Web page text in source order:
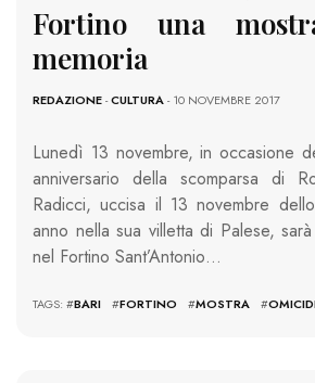
Fortino una
memoria
REDAZIONE-CULTURA- 10 NOVEMBRE 2017
Lunedì 13 novembre, in occasione
anniversario della scomparsa di
Radicci, uccisa il 13 novembre
anno nella sua villetta di Palese,
nel Fortino Sant’Antonio…
TAGS: #BARI #FORTINO #MOSTRA #